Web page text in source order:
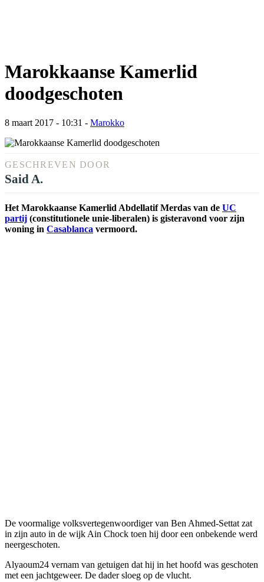
Marokkaanse Kamerlid
doodgeschoten
8 maart 2017 - 10:31 - Marokko
GESCHREVEN DOOR
Said A.
Het Marokkaanse Kamerlid Abdellatif Merdas van de UC
partij (constitutionele unie-liberalen) is gisteravond voor zijn
woning in Casablanca vermoord.
De voormalige volksvertegenwoordiger van Ben Ahmed-Settat zat
in zijn auto in de wijk Ain Chock toen hij door een onbekende werd
neergeschoten.
Alyaoum24 vernam van getuigen dat hij in het hoofd was geschoten
met een jachtgeweer. De dader sloeg op de vlucht.